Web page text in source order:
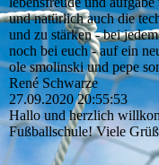
und natürlich auch die
und zu stärken - bei
noch bei euch - auf ein
ole smolinski und pepe
René Schwarze
27.09.2020 20:55:53
Hallo und herzlich
Fußballschule! Viele